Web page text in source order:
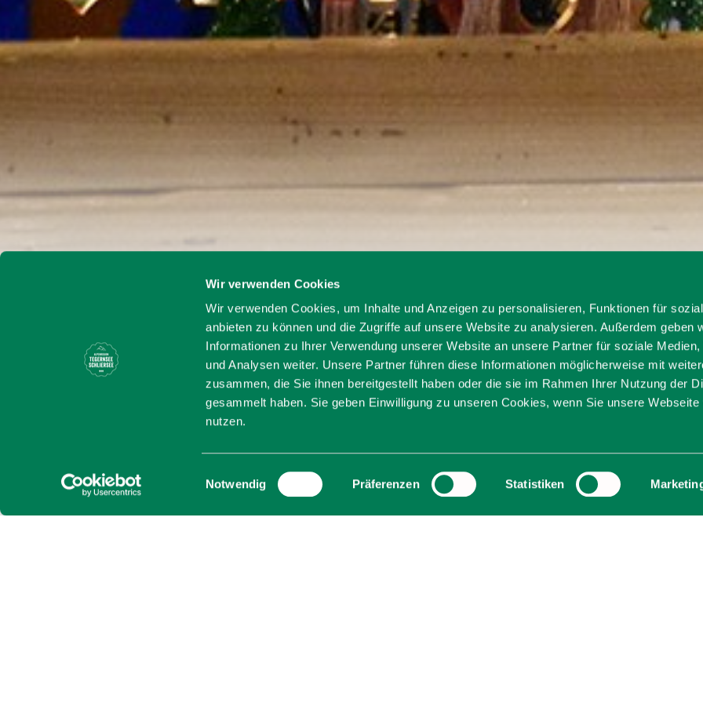
Wir verwenden Cookies
Wir verwenden Cookies, um Inhalte und Anzeigen zu personalisieren, Funktionen für
anbieten zu können und die Zugriffe auf unsere Website zu analysieren. Außerdem geben
Informationen zu Ihrer Verwendung unserer Website an unsere Partner für soziale Medien,
und Analysen weiter. Unsere Partner führen diese Informationen möglicherweise mit
zusammen, die Sie ihnen bereitgestellt haben oder die sie im Rahmen Ihrer Nutzung der
gesammelt haben. Sie geben Einwilligung zu unseren Cookies, wenn Sie unsere Webseite
nutzen.
Einwilligungsauswahl
Notwendig Präferenzen Statistiken
Startseite Weihnachtsdeko aus Holz von der GMS Hausham
Weihnachtsdeko aus Holz
Hausham
Die Praxis-Klasse der Grund- und Mittelschule Hausham fertigt jedes
kunstvolle Holzdeko-Objekte mit Beleuchtung. Die Stücke können direkt
werden.